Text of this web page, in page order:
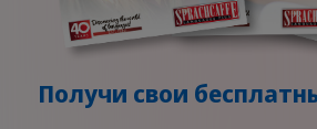
Получи свои